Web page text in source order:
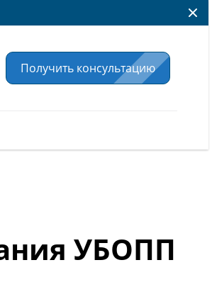
Получить консультацию
УБОПП